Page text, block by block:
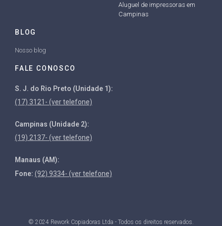
Aluguel de impressoras em
Campinas
BLOG
Nosso blog
FALE CONOSCO
S. J. do Rio Preto (Unidade 1):
(17) 3121- (ver telefone)
Campinas (Unidade 2):
(19) 2137- (ver telefone)
Manaus (AM):
Fone: (92) 9334- (ver telefone)
© 2024 Rework Copiadoras Ltda - Todos os direitos reservados.